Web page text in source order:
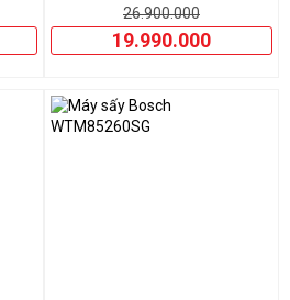
26.900.000
19.990.000